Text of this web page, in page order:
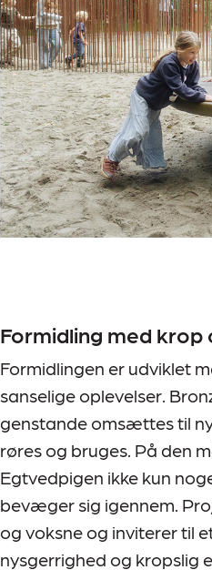
Formidling med krop
Formidlingen er udviklet
sanselige oplevelser.
genstande omsættes til
røres og bruges. På den
Egtvedpigen ikke kun
bevæger sig igennem.
og voksne og inviterer til
nysgerrighed og kropslig